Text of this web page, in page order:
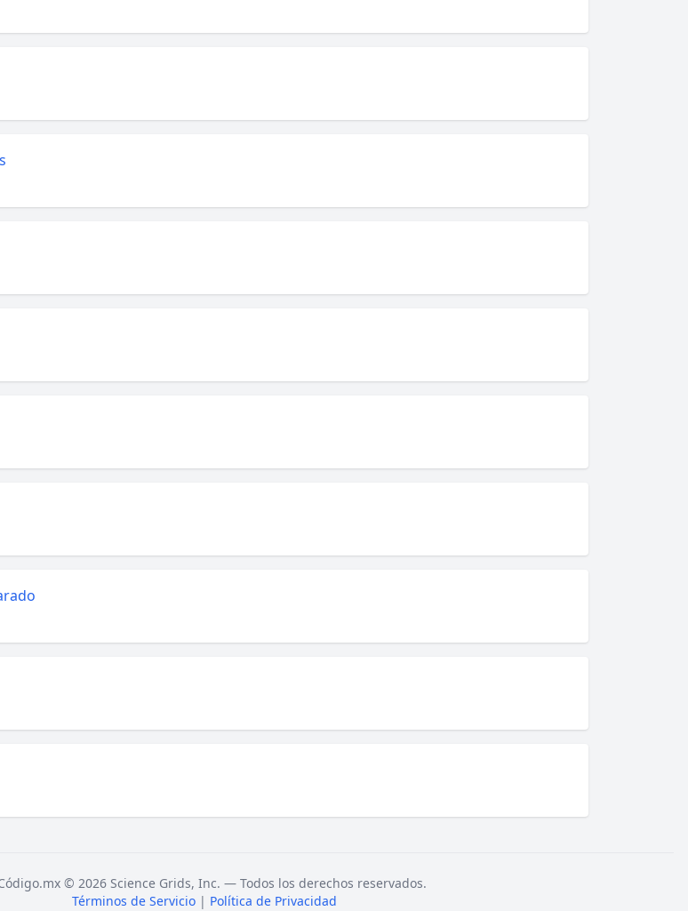
© 2026 Science Grids, Inc. — Todos los derechos reservados.
Términos de Servicio | Política de Privacidad